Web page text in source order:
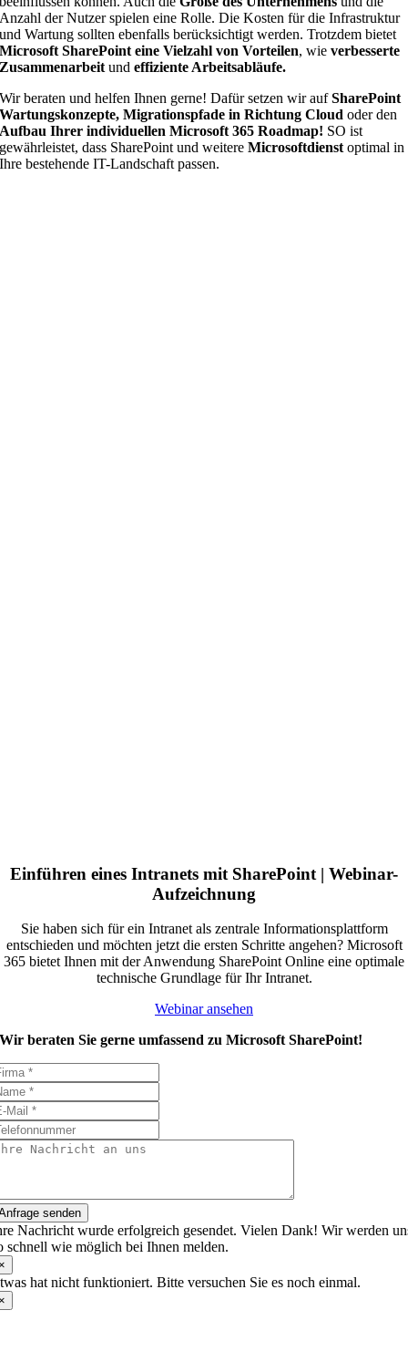
Anzahl der Nutzer spielen eine Rolle. Die Kosten für die Infrastruktur
und Wartung sollten ebenfalls berücksichtigt werden. Trotzdem bietet
Microsoft SharePoint eine Vielzahl von Vorteilen, wieverbesserte
Zusammenarbeit undeffiziente Arbeitsabläufe.
Wir beraten und helfen Ihnen gerne! Dafür setzen wir aufSharePoint
Wartungskonzepte, Migrationspfade in Richtung Cloud oder den
Aufbau Ihrer individuellen Microsoft 365 Roadmap! SO ist
gewährleistet, dass SharePoint und weitereMicrosoftdienst optimal in
Ihre bestehende IT-Landschaft passen.
Einführen eines Intranets mit SharePoint | Webinar-
Aufzeichnung
Sie haben sich für ein Intranet als zentrale Informationsplattform
entschieden und möchten jetzt die ersten Schritte angehen? Microsoft
365 bietet Ihnen mit der Anwendung SharePoint Online eine optimale
technische Grundlage für Ihr Intranet.
Webinar ansehen
Wir beraten Sie gerne umfassend zu Microsoft SharePoint!
senden
Nachricht wurde erfolgreich gesendet. Vielen Dank! Wir werden
schnell wie möglich bei Ihnen melden.
hat nicht funktioniert. Bitte versuchen Sie es noch einmal.